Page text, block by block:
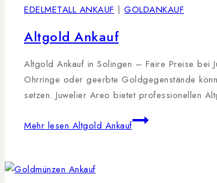
EDELMETALL ANKAUF | GOLDANKAUF
Altgold Ankauf
Altgold Ankauf in Solingen – Faire Preise bei
Ohrringe oder geerbte Goldgegenstände
setzen. Juwelier Areo bietet professionellen
Mehr lesen Altgold Ankauf